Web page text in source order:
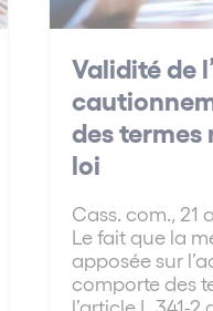
Validité de
des termes
loi
Cass. com., 21
Le fait que la
apposée sur
comporte des
l’article L.341-